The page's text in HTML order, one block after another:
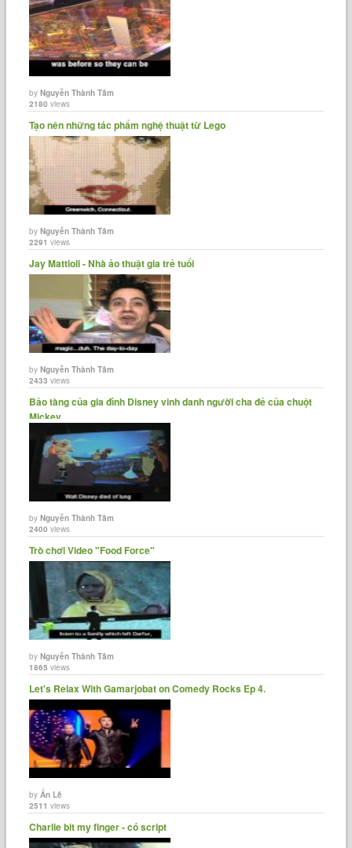
byNguyễn Thành Tâm
2180 views
Tạo nên những tác phẩm nghệ thuật từ Lego
byNguyễn Thành Tâm
2291 views
Jay Mattioli - Nhà ảo thuật gia trẻ tuổi
byNguyễn Thành Tâm
2433 views
Bảo tàng của gia đình Disney vinh danh người cha đẻ của chuột
Mickey.
byNguyễn Thành Tâm
2400 views
Trò chơi Video "Food Force"
byNguyễn Thành Tâm
1865 views
Let's Relax With Gamarjobat on Comedy Rocks Ep 4.
byẨn Lê
2511 views
Charlie bit my finger - có script